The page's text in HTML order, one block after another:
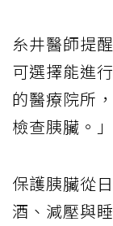
糸井醫師提
可選擇能進
的醫療院所
檢查胰臟。」
保護胰臟從
酒、減壓與